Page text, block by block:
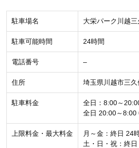
駐車場名 大栄パーク川越
駐車可能時間 24時間
電話番号 –
住所 埼玉県川越市三
駐車料金
全日：8:00～
全日 20:00～8:00
上限料金・最大料金
月～金：終日 24
土・日・祝：終